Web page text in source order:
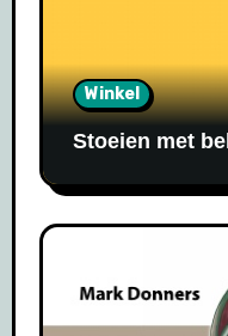
Winkel
Stoeien met